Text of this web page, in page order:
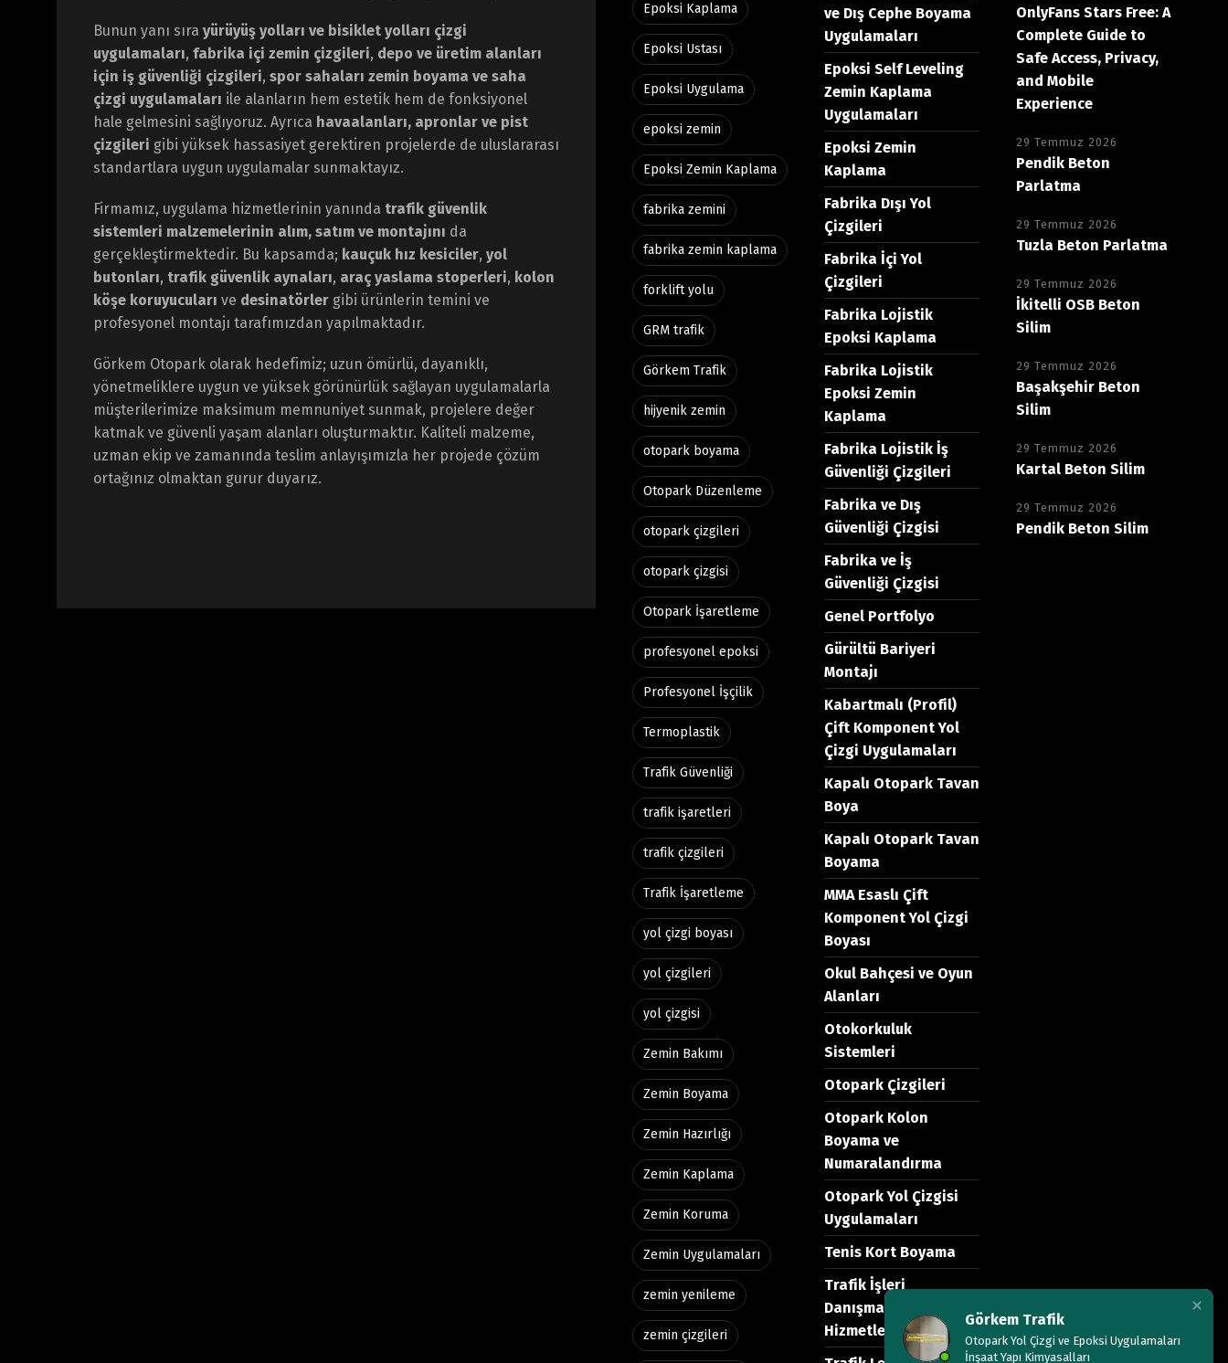
Bunun yanı sıra yürüyüş yolları ve bisiklet yolları çizgi
uygulamaları, fabrika içi zemin çizgileri, depo ve üretim alanları
için iş güvenliği çizgileri, spor sahaları zemin boyama ve saha
çizgi uygulamaları ile alanların hem estetik hem de fonksiyonel
hale gelmesini sağlıyoruz. Ayrıca havaalanları, apronlar ve pist
çizgileri gibi yüksek hassasiyet gerektiren projelerde de uluslararası
standartlara uygun uygulamalar sunmaktayız.
Firmamız, uygulama hizmetlerinin yanında trafik güvenlik
sistemleri malzemelerinin alım, satım ve montajını da
gerçekleştirmektedir. Bu kapsamda; kauçuk hız kesiciler, yol
butonları, trafik güvenlik aynaları, araç yaslama stoperleri, kolon
köşe koruyucuları ve desinatörler gibi ürünlerin temini ve
profesyonel montajı tarafımızdan yapılmaktadır.
Görkem Otopark olarak hedefimiz; uzun ömürlü, dayanıklı,
yönetmeliklere uygun ve yüksek görünürlük sağlayan uygulamalarla
müşterilerimize maksimum memnuniyet sunmak, projelere değer
katmak ve güvenli yaşam alanları oluşturmaktır. Kaliteli malzeme,
uzman ekip ve zamanında teslim anlayışımızla her projede çözüm
ortağınız olmaktan gurur duyarız.
Görkem Trafik
Otopark Yol Çizgi ve Epoksi Uygulamaları
İnşaat Yapı Kimyasalları
Epoksi Kaplama
Epoksi Ustası
Epoksi Uygulama
epoksi zemin
Epoksi Zemin Kaplama
fabrika zemini
fabrika zemin kaplama
forklift yolu
GRM trafik
Görkem Trafik
hijyenik zemin
otopark boyama
Otopark Düzenleme
otopark çizgileri
otopark çizgisi
Otopark İşaretleme
profesyonel epoksi
Profesyonel İşçilik
Termoplastik
Trafik Güvenliği
trafik işaretleri
trafik çizgileri
Trafik İşaretleme
yol çizgi boyası
yol çizgileri
yol çizgisi
Zemin Bakımı
Zemin Boyama
Zemin Hazırlığı
Zemin Kaplama
Zemin Koruma
Zemin Uygulamaları
zemin yenileme
zemin çizgileri
ve Dış Cephe Boyama
Uygulamaları
Epoksi Self Leveling
Zemin Kaplama
Uygulamaları
Epoksi Zemin
Kaplama
Fabrika Dışı Yol
Çizgileri
Fabrika İçi Yol
Çizgileri
Fabrika Lojistik
Epoksi Kaplama
Fabrika Lojistik
Epoksi Zemin
Kaplama
Fabrika Lojistik İş
Güvenliği Çizgileri
Fabrika ve Dış
Güvenliği Çizgisi
Fabrika ve İş
Güvenliği Çizgisi
Genel Portfolyo
Gürültü Bariyeri
Montajı
Kabartmalı (Profil)
Çift Komponent Yol
Çizgi Uygulamaları
Kapalı Otopark Tavan
Boya
Kapalı Otopark Tavan
Boyama
MMA Esaslı Çift
Komponent Yol Çizgi
Boyası
Okul Bahçesi ve Oyun
Alanları
Otokorkuluk
Sistemleri
Otopark Çizgileri
Otopark Kolon
Boyama ve
Numaralandırma
Otopark Yol Çizgisi
Uygulamaları
Tenis Kort Boyama
Trafik İşleri
Danışmanlık
Hizmetleri
OnlyFans Stars Free: A
Complete Guide to
Safe Access, Privacy,
and Mobile
Experience
29 Temmuz 2026
Pendik Beton
Parlatma
29 Temmuz 2026
Tuzla Beton Parlatma
29 Temmuz 2026
İkitelli OSB Beton
Silim
29 Temmuz 2026
Başakşehir Beton
Silim
29 Temmuz 2026
Kartal Beton Silim
29 Temmuz 2026
Pendik Beton Silim